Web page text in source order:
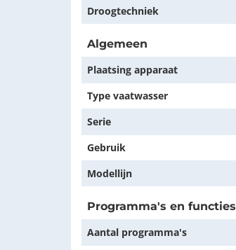
Droogtechniek
Algemeen
Plaatsing apparaat
Type vaatwasser
Serie
Gebruik
Modellijn
Programma's en functies
Aantal programma's